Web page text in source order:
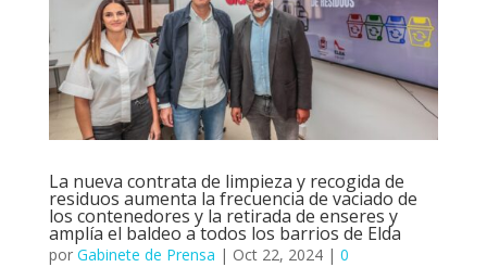
La nueva contrata de limpieza y recogida de
residuos aumenta la frecuencia de vaciado de
los contenedores y la retirada de enseres y
amplía el baldeo a todos los barrios de Elda
por Gabinete de Prensa | Oct 22, 2024| 0